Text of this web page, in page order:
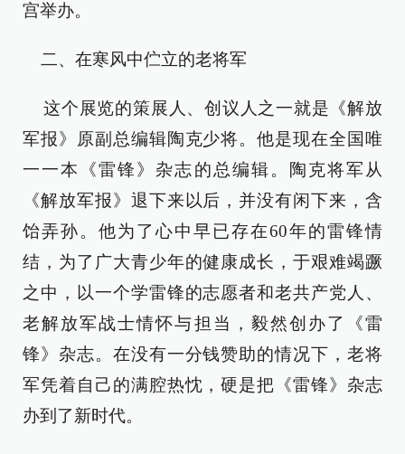
宫举办。
二、在寒风中伫立的老将军
这个展览的策展人、创议人之一就是《解放
军报》原副总编辑陶克少将。他是现在全国唯
一一本《雷锋》杂志的总编辑。陶克将军从
《解放军报》退下来以后，并没有闲下来，含
饴弄孙。他为了心中早已存在60年的雷锋情
结，为了广大青少年的健康成长，于艰难竭蹶
之中，以一个学雷锋的志愿者和老共产党人、
老解放军战士情怀与担当，毅然创办了《雷
锋》杂志。在没有一分钱赞助的情况下，老将
军凭着自己的满腔热忱，硬是把《雷锋》杂志
办到了新时代。